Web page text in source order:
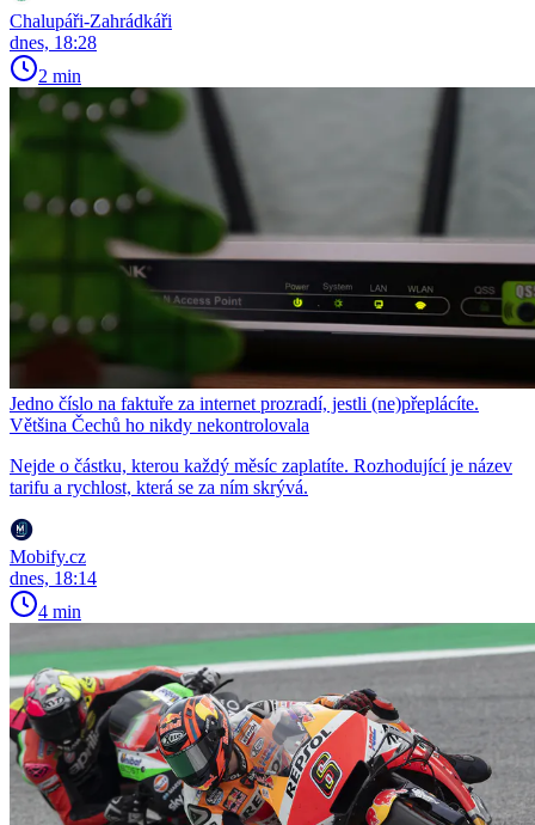
Chalupáři-Zahrádkáři
dnes, 18:28
2 min
Jedno číslo na faktuře za internet prozradí, jestli (ne)přeplácíte.
Většina Čechů ho nikdy nekontrolovala
Nejde o částku, kterou každý měsíc zaplatíte. Rozhodující je název
tarifu a rychlost, která se za ním skrývá.
Mobify.cz
dnes, 18:14
4 min